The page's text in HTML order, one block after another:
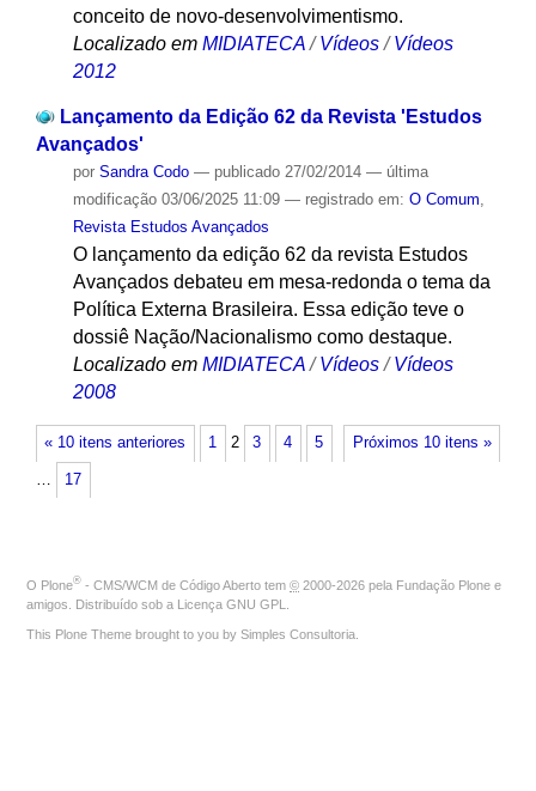
conceito de novo-desenvolvimentismo.
Localizado em MIDIATECA /Vídeos /Vídeos
2012
Lançamento da Edição 62 da Revista 'Estudos
Avançados'
por Sandra Codo — publicado27/02/2014 — última
modificação03/06/2025 11:09 — registrado em: O Comum,
Revista Estudos Avançados
O lançamento da edição 62 da revista Estudos
Avançados debateu em mesa-redonda o tema da
Política Externa Brasileira. Essa edição teve o
dossiê Nação/Nacionalismo como destaque.
Localizado em MIDIATECA /Vídeos /Vídeos
2008
« 10 itens anteriores Próximos 10 itens »
1 2 3 4 5
… 17
O Plone® - CMS/WCM de Código Aberto tem © 2000-2026 pela Fundação Plone e
amigos. Distribuído sob a Licença GNU GPL
This Plone Theme brought to you by Simples Consultoria